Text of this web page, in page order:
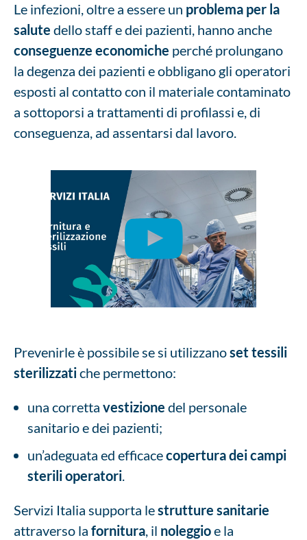
Le infezioni, oltre a essere un problema per la
salute dello staff e dei pazienti, hanno anche
conseguenze economiche perché prolungano
la degenza dei pazienti e obbligano gli operatori
esposti al contatto con il materiale contaminato
a sottoporsi a trattamenti di profilassi e, di
conseguenza, ad assentarsi dal lavoro.
Prevenirle è possibile se si utilizzanoset tessili
sterilizzatiche permettono:
una corretta vestizione del personale
sanitario e dei pazienti;
un’adeguata ed efficacecopertura dei campi
sterili operatori.
Servizi Italia supporta lestrutture sanitarie
attraverso la fornitura, il noleggioe la